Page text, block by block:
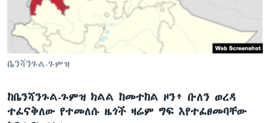
ቋንቋዎች
ቤንሻንጉል-ጉምዝ
ከቤንሻንጉል-ጉምዝ ክልል ከመተከል ዞን፥ ቡለን ወረዳ
ተፈናቅለው የተመለሱ ዜጎች ዛሬም ግፍ እየተፈፀመባቸው